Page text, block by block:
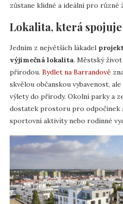
zůstane klidné a ideální pro různé
Lokalita, která
Jedním z největších lákadel
výjimečná lokalita. Městský
přírodou. Bydlet na Barrandově
skvělou občanskou vybavenost,
výlety do přírody. Okolní parky a
dostatek prostoru pro odpočinek
sportovní aktivity nebo rodinné